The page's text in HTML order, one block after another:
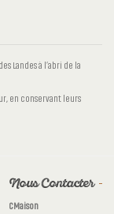
Landes à l’abri de la
en conservant leurs
Nous Contacter
CMaison